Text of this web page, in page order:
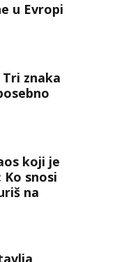
u Evropi
Tri znaka
koji je
snosi
na